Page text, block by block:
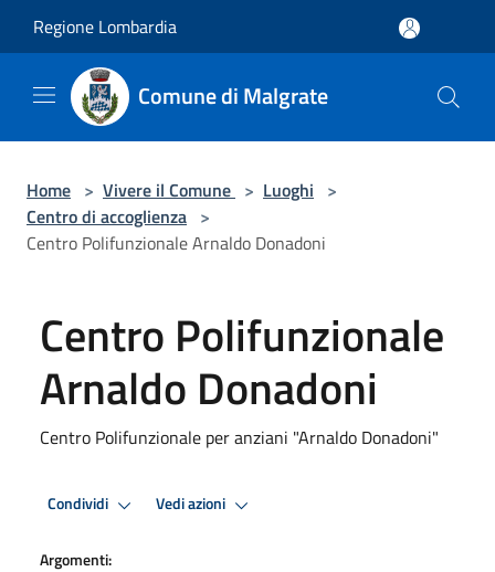
Regione Lombardia
Comune di Malgrate
Home > Vivere il Comune > Luoghi >
Centro di accoglienza >
Centro Polifunzionale Arnaldo Donadoni
Centro Polifunzionale
Arnaldo Donadoni
Centro Polifunzionale per anziani "Arnaldo Donadoni"
Condividi Vedi azioni
Argomenti: